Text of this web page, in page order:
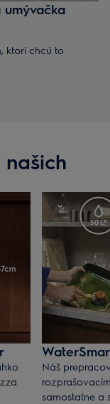
ktorí chcú to
Náš
samostatne a